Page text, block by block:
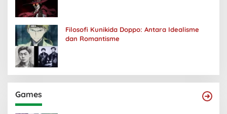
Filosofi Kunikida Doppo: Antara Idealisme
dan Romantisme
Games